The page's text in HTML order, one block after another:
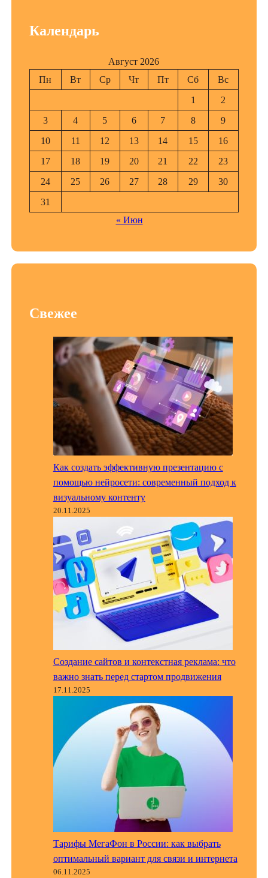
Календарь
Август 2026
Пн
Вт Ср Чт Пт Сб
Вс
1
2
3
4 5 6 7 8
9
10
11 12 13 14 15
16
17
18 19 20 21 22
23
24
25 26 27 28 29
30
31
« Июн
Свежее
Как создать эффективную презентацию с
помощью нейросети: современный подход к
визуальному контенту
20.11.2025
Создание сайтов и контекстная реклама: что
важно знать перед стартом продвижения
17.11.2025
Тарифы МегаФон в России: как выбрать
оптимальный вариант для связи и интернета
06.11.2025